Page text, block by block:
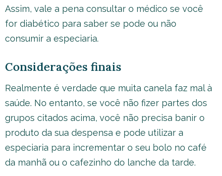
Assim, vale a pena consultar o médico se você
for diabético para saber se pode ou não
consumir a especiaria.
Considerações finais
Realmente é verdade que muita canela faz mal à
saúde. No entanto, se você não fizer partes dos
grupos citados acima, você não precisa banir o
produto da sua despensa e pode utilizar a
especiaria para incrementar o seu bolo no café
da manhã ou o cafezinho do lanche da tarde.